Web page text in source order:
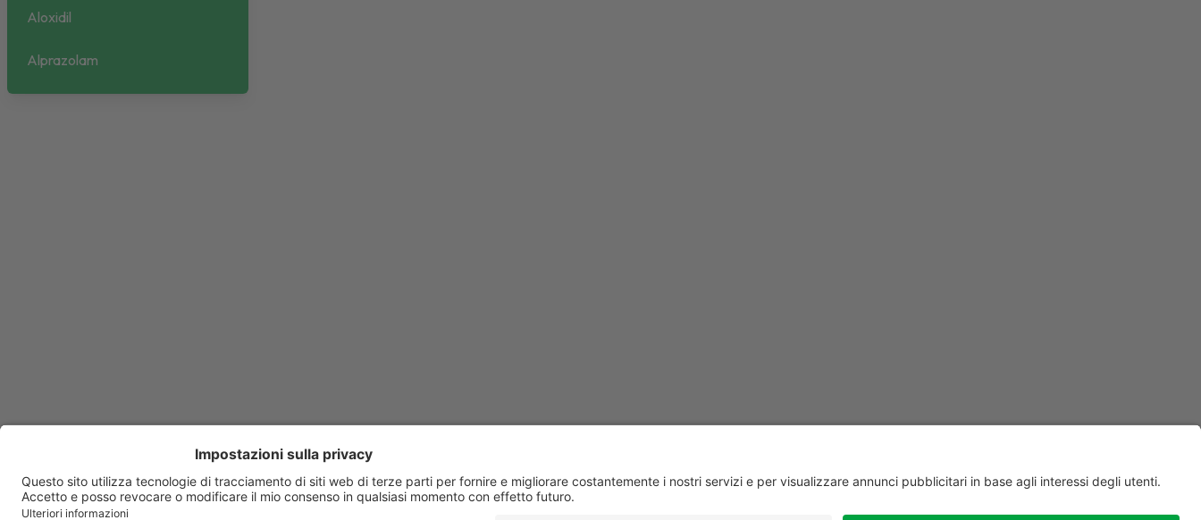
Aloxidil
Alprazolam
Anafranil